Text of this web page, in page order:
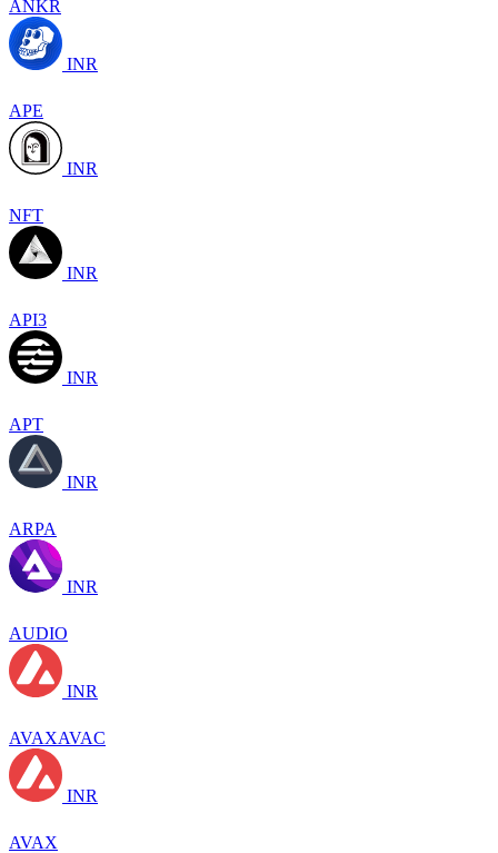
ANKR
INR
APE
INR
NFT
INR
API3
INR
APT
INR
ARPA
INR
AUDIO
INR
AVAXAVAC
INR
AVAX